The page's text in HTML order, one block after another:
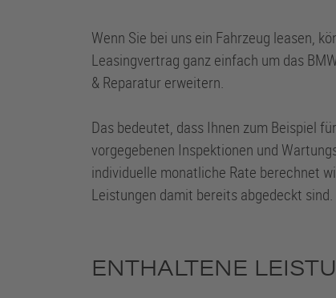
Wenn Sie bei uns ein Fahrzeug leasen,
Leasingvertrag ganz einfach um das
& Reparatur erweitern.
Das bedeutet, dass Ihnen zum Beispiel
vorgegebenen Inspektionen und
individuelle monatliche Rate berechnet
Leistungen damit bereits abgedeckt sind.
ENTHALTENE